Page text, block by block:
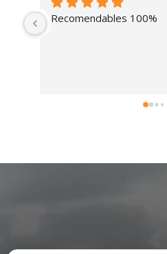
Recomendables 100%